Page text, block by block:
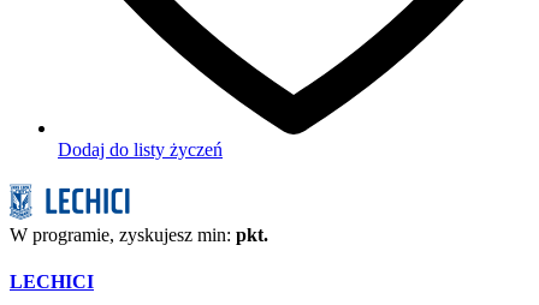
Dodaj do listy życzeń
W programie, zyskujesz min: pkt.
LECHICI